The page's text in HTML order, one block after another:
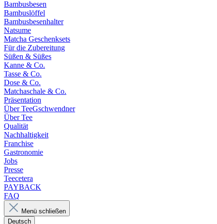
Bambusbesen
Bambuslöffel
Bambusbesenhalter
Natsume
Matcha Geschenksets
Für die Zubereitung
Süßen & Süßes
Kanne & Co.
Tasse & Co.
Dose & Co.
Matchaschale & Co.
Präsentation
Über TeeGschwendner
Über Tee
Qualität
Nachhaltigkeit
Franchise
Gastronomie
Jobs
Presse
Teecetera
PAYBACK
FAQ
Menü schließen
Deutsch